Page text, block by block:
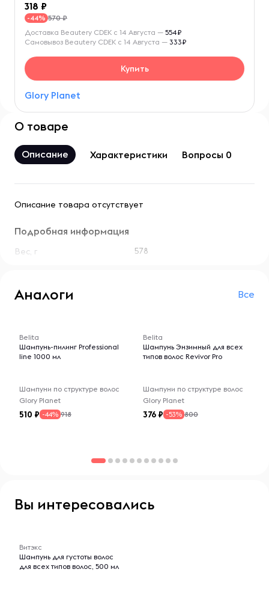
318
-44% 570 ₽
Glory Planet
Доставка Beautery CDEK с 14 Августа — 554₽
Самовывоз Beautery CDEK с 14 Августа — 333₽
Купить
О товаре
Описание Характеристики Вопросы 0
Описание товара отсутствует
Подробная информация
Вес, г 578
Аналоги Все
Belita
Шампунь-пилинг Professional
line 1000 мл
Шампуни по структуре волос
Glory Planet
510 -44% 918
Belita
Шампунь Энзимный для всех
типов волос Revivor Pro
Шампуни по структуре волос
Glory Planet
376 -53% 800
Вы интересовались
Витэкс
Шампунь для густоты волос
для всех типов волос, 500 мл